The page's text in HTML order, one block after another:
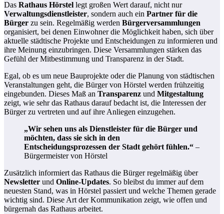
Das Rathaus Hörstel legt großen Wert darauf, nicht nur
Verwaltungsdienstleister, sondern auch ein Partner für die
Bürger zu sein. Regelmäßig werden Bürgerversammlungen
organisiert, bei denen Einwohner die Möglichkeit haben, sich über
aktuelle städtische Projekte und Entscheidungen zu informieren und
ihre Meinung einzubringen. Diese Versammlungen stärken das
Gefühl der Mitbestimmung und Transparenz in der Stadt.
Egal, ob es um neue Bauprojekte oder die Planung von städtischen
Veranstaltungen geht, die Bürger von Hörstel werden frühzeitig
eingebunden. Dieses Maß an Transparenz und Mitgestaltung
zeigt, wie sehr das Rathaus darauf bedacht ist, die Interessen der
Bürger zu vertreten und auf ihre Anliegen einzugehen.
„Wir sehen uns als Dienstleister für die Bürger und
möchten, dass sie sich in den
Entscheidungsprozessen der Stadt gehört fühlen.“ –
Bürgermeister von Hörstel
Zusätzlich informiert das Rathaus die Bürger regelmäßig über
Newsletter und Online-Updates. So bleibst du immer auf dem
neuesten Stand, was in Hörstel passiert und welche Themen gerade
wichtig sind. Diese Art der Kommunikation zeigt, wie offen und
bürgernah das Rathaus arbeitet.